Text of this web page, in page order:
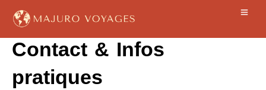
Contact & Infos
pratiques